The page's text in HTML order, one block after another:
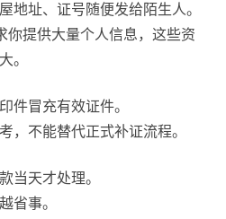
地址、证号随便发给陌生人。
你提供大量个人信息，这些资
。
件冒充有效证件。
，不能替代正式补证流程。
当天才处理。
省事。